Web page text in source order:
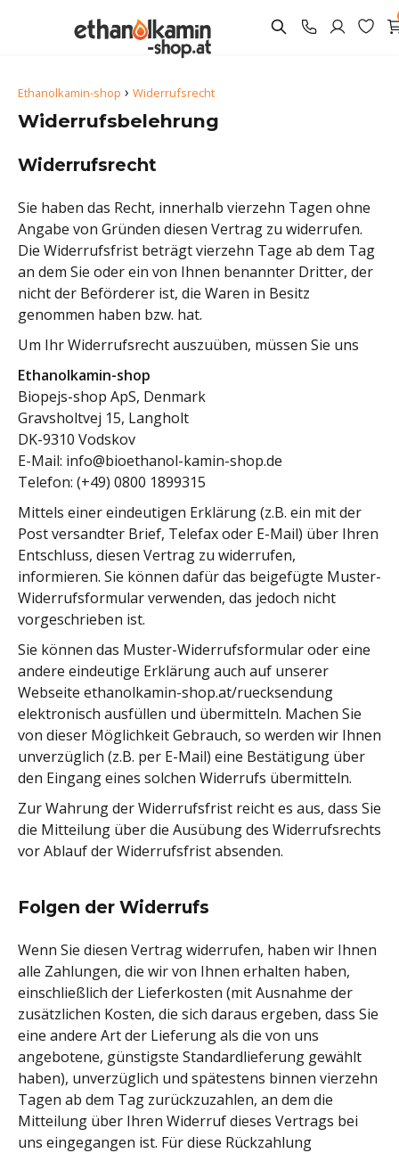
Ethanolkamin-shop › Widerrufsrecht
Widerrufsbelehrung
Widerrufsrecht
Sie haben das Recht, innerhalb vierzehn Tagen ohne
Angabe von Gründen diesen Vertrag zu widerrufen.
Die Widerrufsfrist beträgt vierzehn Tage ab dem Tag
an dem Sie oder ein von Ihnen benannter Dritter, der
nicht der Beförderer ist, die Waren in Besitz
genommen haben bzw. hat.
Um Ihr Widerrufsrecht auszuüben, müssen Sie uns
Ethanolkamin-shop
Biopejs-shop ApS, Denmark
Gravsholtvej 15, Langholt
DK-9310 Vodskov
E-Mail: info@bioethanol-kamin-shop.de
Telefon: (+49) 0800 1899315
Mittels einer eindeutigen Erklärung (z.B. ein mit der
Post versandter Brief, Telefax oder E-Mail) über Ihren
Entschluss, diesen Vertrag zu widerrufen,
informieren. Sie können dafür das beigefügte Muster-
Widerrufsformular verwenden, das jedoch nicht
vorgeschrieben ist.
Sie können das Muster-Widerrufsformular oder eine
andere eindeutige Erklärung auch auf unserer
Webseite ethanolkamin-shop.at/ruecksendung
elektronisch ausfüllen und übermitteln. Machen Sie
von dieser Möglichkeit Gebrauch, so werden wir Ihnen
unverzüglich (z.B. per E-Mail) eine Bestätigung über
den Eingang eines solchen Widerrufs übermitteln.
Zur Wahrung der Widerrufsfrist reicht es aus, dass Sie
die Mitteilung über die Ausübung des Widerrufsrechts
vor Ablauf der Widerrufsfrist absenden.
Folgen der Widerrufs
Wenn Sie diesen Vertrag widerrufen, haben wir Ihnen
alle Zahlungen, die wir von Ihnen erhalten haben,
einschließlich der Lieferkosten (mit Ausnahme der
zusätzlichen Kosten, die sich daraus ergeben, dass Sie
eine andere Art der Lieferung als die von uns
angebotene, günstigste Standardlieferung gewählt
haben), unverzüglich und spätestens binnen vierzehn
Tagen ab dem Tag zurückzuzahlen, an dem die
Mitteilung über Ihren Widerruf dieses Vertrags bei
uns eingegangen ist. Für diese Rückzahlung